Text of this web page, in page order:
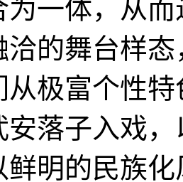
为一体，从
洽的舞台样
从极富个性
安落子入戏
鲜明的民族